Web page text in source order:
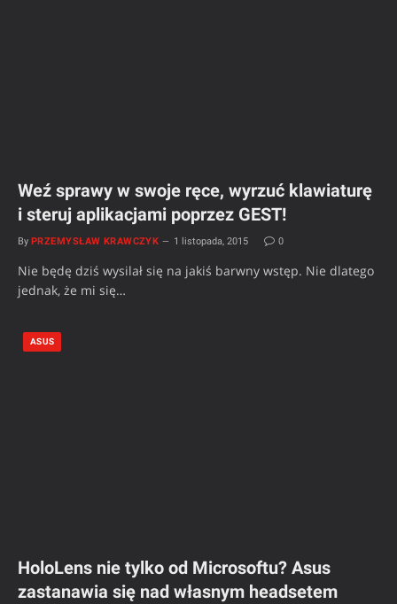
Weź sprawy w swoje ręce, wyrzuć klawiaturę
i steruj aplikacjami poprzez GEST!
By PRZEMYSŁAW KRAWCZYK 1 listopada, 2015 0
Nie będę dziś wysilał się na jakiś barwny wstęp. Nie dlatego
jednak, że mi się…
ASUS
HoloLens nie tylko od Microsoftu? Asus
zastanawia się nad własnym headsetem